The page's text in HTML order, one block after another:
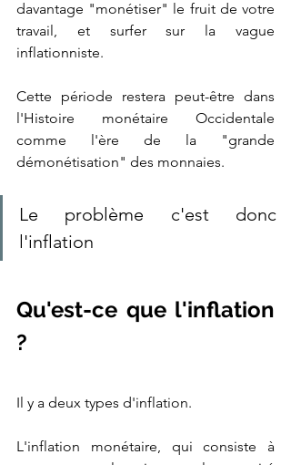
davantage "monétiser" le fruit de votre
travail, et surfer sur la vague
inflationniste.
Cette période restera peut-être dans
l'Histoire monétaire Occidentale
comme l'ère de la "grande
démonétisation" des monnaies.
Le problème c'est donc
l'inflation
Qu'est-ce que l'inflation
?
Il y a deux types d'inflation.
L'inflation monétaire, qui consiste à